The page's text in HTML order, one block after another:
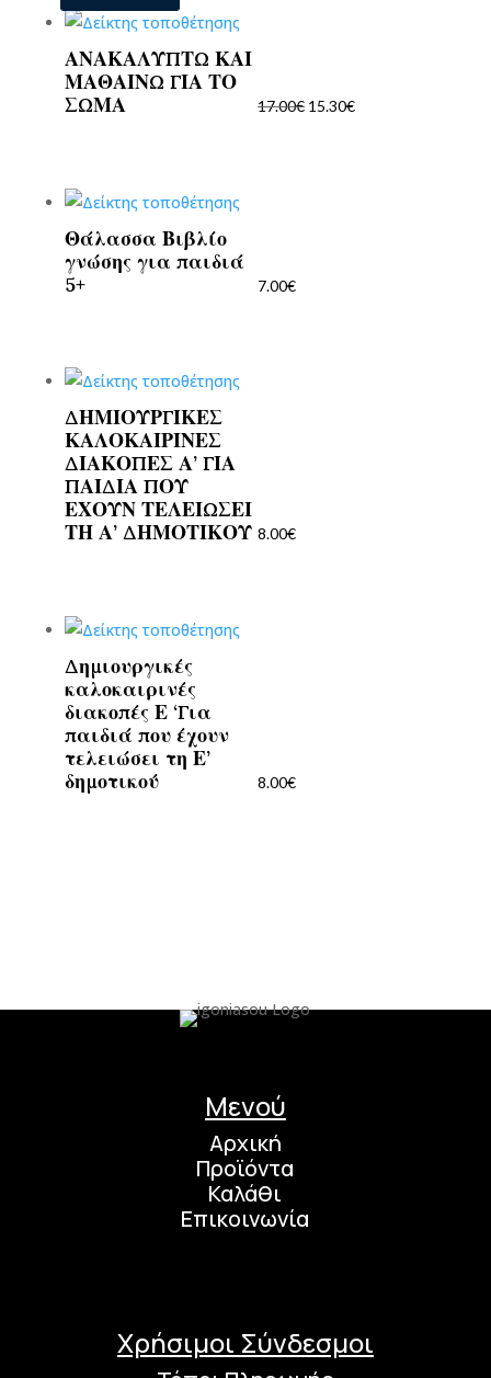
ΑΝΑΚΑΛΥΠΤΩ ΚΑΙ
ΜΑΘΑΙΝΩ ΓΙΑ ΤΟ
ΣΩΜΑ
17.00€
was:
15.30€
τιμή
Θάλασσα Βιβλίο
γνώσης για παιδιά
5+
7.00€
ΔΗΜΙΟΥΡΓΙΚΕΣ
ΚΑΛΟΚΑΙΡΙΝΕΣ
ΔΙΑΚΟΠΕΣ Α’ ΓΙΑ
ΠΑΙΔΙΑ ΠΟΥ
ΕΧΟΥΝ ΤΕΛΕΙΩΣΕΙ
ΤΗ Α’ ΔΗΜΟΤΙΚΟΥ 8.00€
Δημιουργικές
καλοκαιρινές
διακοπές Ε ‘Για
παιδιά που έχουν
τελειώσει τη Ε’
δημοτικού
8.00€
Μενού
Αρχική
Προϊόντα
Καλάθι
Επικοινωνία
Χρήσιμοι Σύνδεσμοι